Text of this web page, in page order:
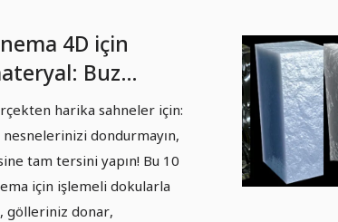
4D için
Buz
- Shaderlar
örnek nesne
Cinema 4D
harika sahneler için:
nesnelerinizi dondurmayın,
tam tersini yapın! Bu 10
için işlemeli dokularla
gölleriniz donar,